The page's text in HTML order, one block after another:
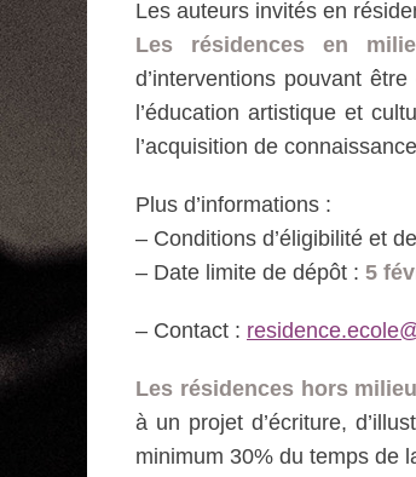
Les auteurs invités en
Les résidences en
d’interventions pouvant
l’éducation artistique et
l’acquisition de
Plus d’informations :
– Conditions d’éligibilité et
– Date limite de dépôt : 5
– Contact :
Les résidences hors
à un projet d’écriture,
minimum 30% du temps de